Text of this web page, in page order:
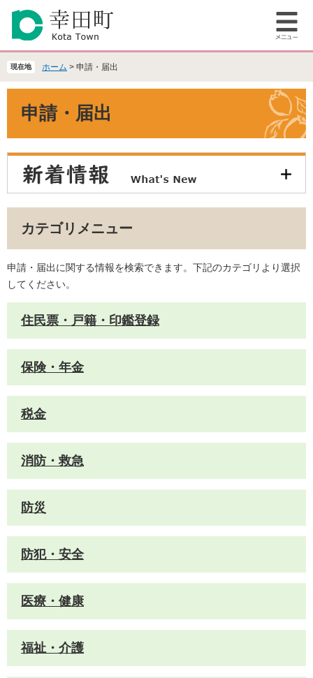
の
頭
ー
飛
本
文
メ
現在地 ホーム > 申請・届出
申請・届出
カテゴリメニュー
申請・届出に関する情報を検索できます。下記のカテゴリより選択
してください。
住民票・戸籍・印鑑登録
保険・年金
税金
消防・救急
防災
防犯・安全
医療・健康
福祉・介護